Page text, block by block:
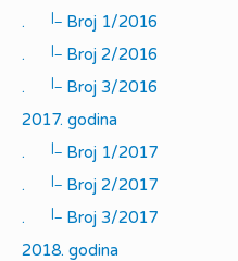
.
|_
Broj 1/2016
.
|_
Broj 2/2016
.
|_
Broj 3/2016
2017. godina
.
|_
Broj 1/2017
.
|_
Broj 2/2017
.
|_
Broj 3/2017
2018. godina